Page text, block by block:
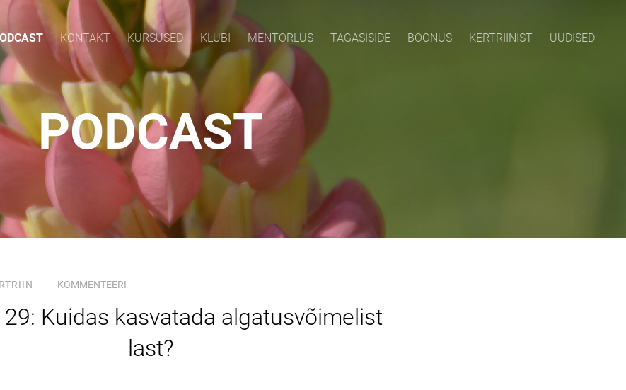
KONTAKT KURSUSED KLUBI MENTORLUS TAGASISIDE BOONUS KERTRIINIST UUDISED
PODCAST
KOMMENTEERI
29: Kuidas kasvatada algatusvõimelist
last?